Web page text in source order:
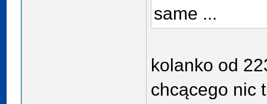
same ...
kolanko od
chcącego nic